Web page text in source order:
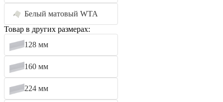
Белый матовый WTA
Товар в других размерах:
128 мм
160 мм
224 мм